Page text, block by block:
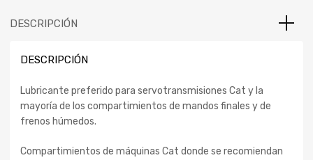
DESCRIPCIÓN
DESCRIPCIÓN
Lubricante preferido para servotransmisiones Cat y la
mayoría de los compartimientos de mandos finales y de
frenos húmedos.
Compartimientos de máquinas Cat donde se recomiendan